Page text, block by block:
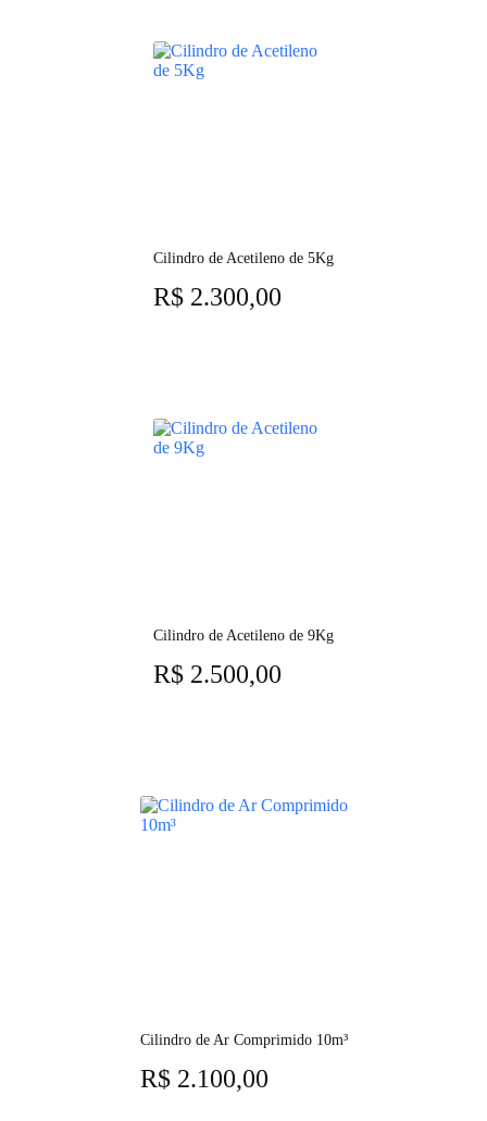
Cilindro de Acetileno de 5Kg
R$ 2.300,00
Cilindro de Acetileno de 9Kg
R$ 2.500,00
Cilindro de Ar Comprimido 10m³
R$2.100,00